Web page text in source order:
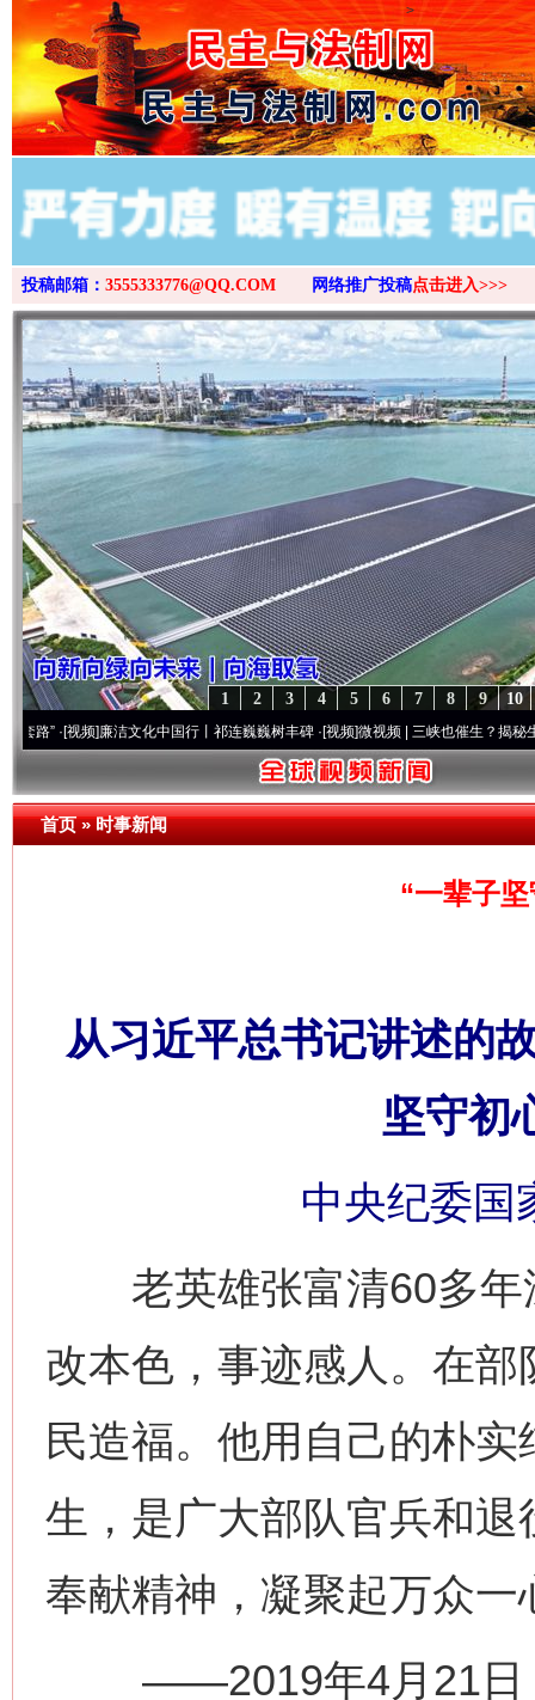
>
投稿邮箱： 3555333776@QQ.COM 网络推广投稿点击进入>>>
10
9
8
7
6
5
4
3
2
1
廉洁文化中国行丨祁连巍巍树丰碑·[视频]微视频 | 三峡也催生？揭秘生态调度“流
首页»时事新闻
“一辈子
从习近平总书记讲述的
坚守初
中央纪委国
老英雄张富清60多年
改本色，事迹感人。在
民造福。他用自己的朴
生，是广大部队官兵和
奉献精神，凝聚起万众
——2019年4月21日，